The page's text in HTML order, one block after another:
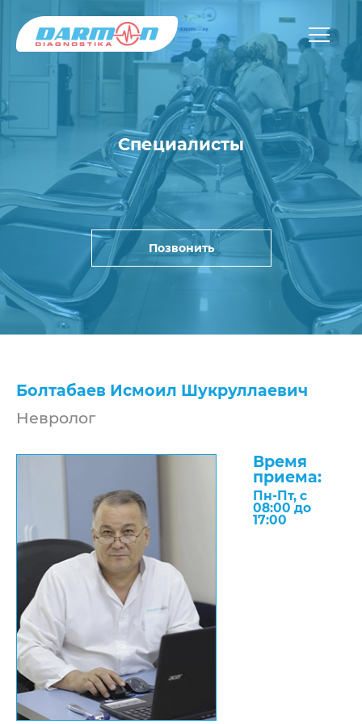
Специалисты
Позвонить
Болтабаев Исмоил Шукруллаевич
Невролог
Время
приема:
Пн-Пт, с
08:00 до
17:00